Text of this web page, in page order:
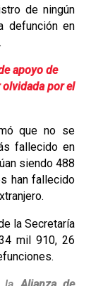
de ningún
defunción en
apoyo de
por el
que no se
fallecido en
siendo 488
han fallecido
la Secretaría
mil 910, 26